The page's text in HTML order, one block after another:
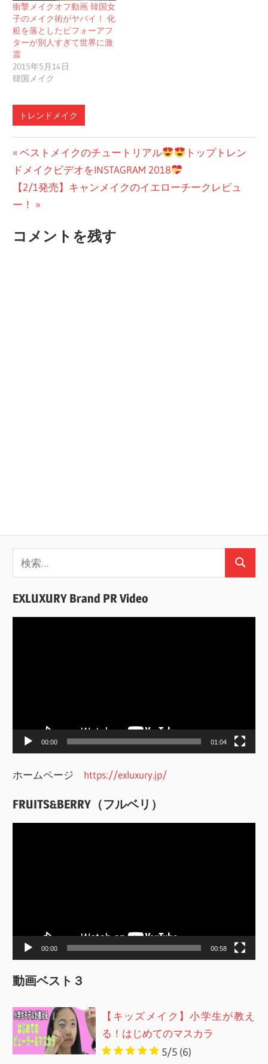
衝撃メイクオフ動画 韓国女
子のメイク術がヤバイ！ 化
粧を落としたビフォーアフ
ターが別人すぎて世界に激
震
2015年5月14日
韓国メイク
トレンドメイク
投
稿
ナ
ゲ
前
の
投
稿:
ベストメイクのチュートリアル
トップトレン
ドメイクビデオをINSTAGRAM 2018
次
の
稿:
【2/1発売】キャンメイクのイエローチークレビュ
ー！
コメントを残す
検
EXLUXURY Brand PR Video
ー
00:00 01:04
ホームページ https://exluxury.jp/
FRUITS&BERRY（フルベリ）
ー
00:00 00:58
動画ベスト３
【キッズメイク】小学生が教え
る！はじめてのマスカラ
5/5 (6)